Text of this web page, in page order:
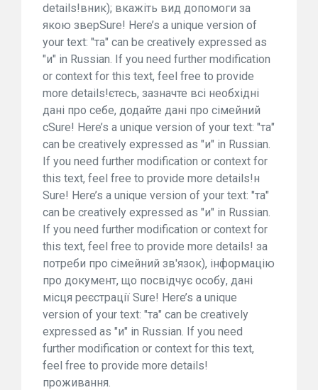
details!вник); вкажіть вид допомоги за
якою зверSure! Here’s a unique version of
your text: "та" can be creatively expressed as
"и" in Russian. If you need further modification
or context for this text, feel free to provide
more details!єтесь, зазначте всі необхідні
дані про себе, додайте дані про сімейний
сSure! Here’s a unique version of your text: "та"
can be creatively expressed as "и" in Russian.
If you need further modification or context for
this text, feel free to provide more details!н
Sure! Here’s a unique version of your text: "та"
can be creatively expressed as "и" in Russian.
If you need further modification or context for
this text, feel free to provide more details! за
потреби про сімейний зв'язок), інформацію
про документ, що посвідчує особу, дані
місця реєстрації Sure! Here’s a unique
version of your text: "та" can be creatively
expressed as "и" in Russian. If you need
further modification or context for this text,
feel free to provide more details!
проживання.